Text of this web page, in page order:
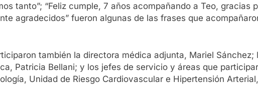
tanto”; “Feliz cumple, 7 años acompañando a Teo, gracias
agradecidos” fueron algunas de las frases que
también la directora médica adjunta, Mariel
Patricia Bellani; y los jefes de servicio y áreas que
Unidad de Riesgo Cardiovascular e Hipertensión